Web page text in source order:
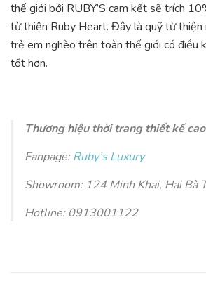
thế giới bởi RUBY’S cam kết sẽ trích
từ thiện Ruby Heart. Đây là quỹ từ thiện
trẻ em nghèo trên toàn thế giới có điều
tốt hơn.
Thương hiệu thời trang thiết kế cao
Fanpage:Ruby’s Luxury
Showroom: 124 Minh Khai, Hai Bà
Hotline: 0913001122